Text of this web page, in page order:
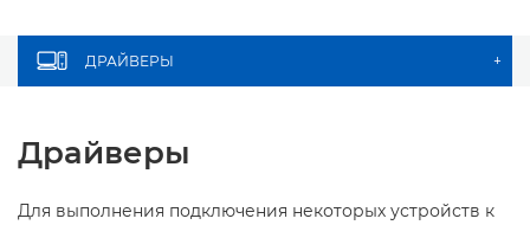
ДРАЙВЕРЫ +
Драйверы
Для выполнения подключения некоторых устройств к